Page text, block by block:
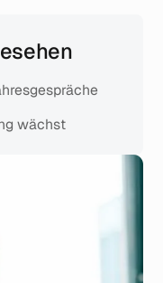
wächst